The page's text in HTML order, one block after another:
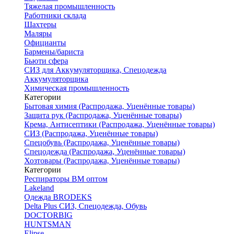
Тяжелая промышленность
Работники склада
Шахтеры
Маляры
Официанты
Бармены/бариста
Бьюти сфера
СИЗ для Аккумуляторщика, Спецодежда
Аккумуляторщика
Химическая промышленность
Категории
Бытовая химия (Распродажа, Уценённые товары)
Защита рук (Распродажа, Уценённые товары)
Крема, Антисептики (Распродажа, Уценённые товары)
СИЗ (Распродажа, Уценённые товары)
Спецобувь (Распродажа, Уценённые товары)
Спецодежда (Распродажа, Уценённые товары)
Хозтовары (Распродажа, Уценённые товары)
Категории
Респираторы ВМ оптом
Lakeland
Одежда BRODEKS
Delta Plus СИЗ, Спецодежда, Обувь
DOCTORBIG
HUNTSMAN